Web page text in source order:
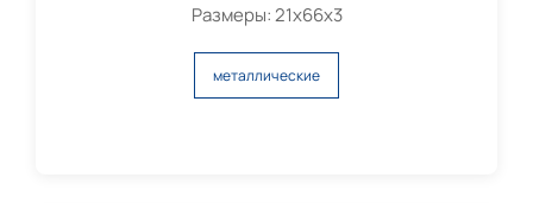
Размеры: 21х66х3
металлические